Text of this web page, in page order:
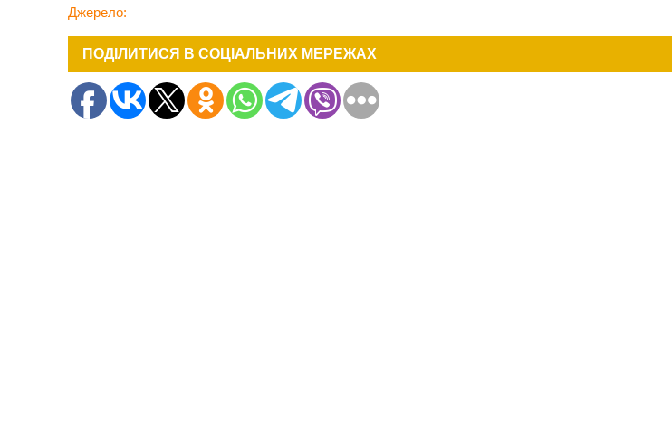
Джерело:
ПОДІЛИТИСЯ В СОЦІАЛЬНИХ МЕРЕЖАХ